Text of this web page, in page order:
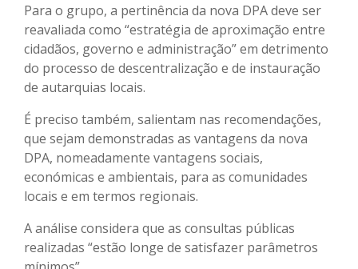
Para o grupo, a pertinência da nova DPA deve ser
reavaliada como “estratégia de aproximação entre
cidadãos, governo e administração” em detrimento
do processo de descentralização e de instauração
de autarquias locais.
É preciso também, salientam nas recomendações,
que sejam demonstradas as vantagens da nova
DPA, nomeadamente vantagens sociais,
económicas e ambientais, para as comunidades
locais e em termos regionais.
A análise considera que as consultas públicas
realizadas “estão longe de satisfazer parâmetros